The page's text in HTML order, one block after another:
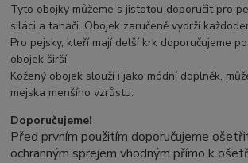
Tyto obojky můžeme s jistotou doporučit pro
siláci a tahači. Obojek zaručeně vydrží
Pro pejsky, kteří mají delší krk doporučujeme
obojek širší.
Kožený obojek slouží i jako módní doplněk,
mejska menšího vzrůstu.
Doporučujeme!
Před prvním použitím doporučujeme
ochranným sprejem vhodným přímo k